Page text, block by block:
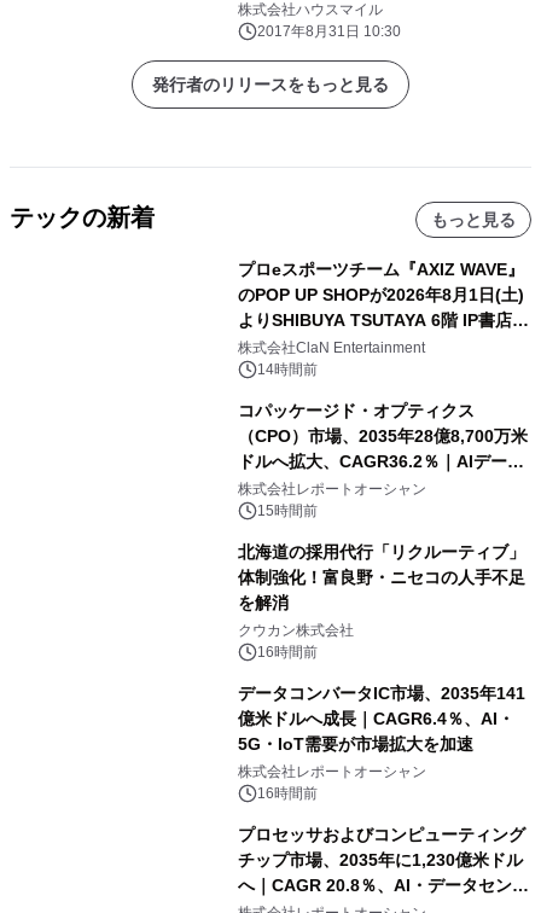
株式会社ハウスマイル
2017年8月31日 10:30
発行者のリリースをもっと見る
テックの新着 もっと見る
プロeスポーツチーム『AXIZ WAVE』
のPOP UP SHOPが2026年8月1日(土)
よりSHIBUYA TSUTAYA 6階 IP書店で
開催決定！！
株式会社ClaN Entertainment
14時間前
コパッケージド・オプティクス
（CPO）市場、2035年28億8,700万米
ドルへ拡大、CAGR36.2％｜AIデータ
センター・高速光通信需要が成長を加
速
株式会社レポートオーシャン
15時間前
北海道の採用代行「リクルーティブ」
体制強化！富良野・ニセコの人手不足
を解消
クウカン株式会社
16時間前
データコンバータIC市場、2035年141
億米ドルへ成長｜CAGR6.4％、AI・
5G・IoT需要が市場拡大を加速
株式会社レポートオーシャン
16時間前
プロセッサおよびコンピューティング
チップ市場、2035年に1,230億米ドル
へ｜CAGR 20.8％、AI・データセンタ